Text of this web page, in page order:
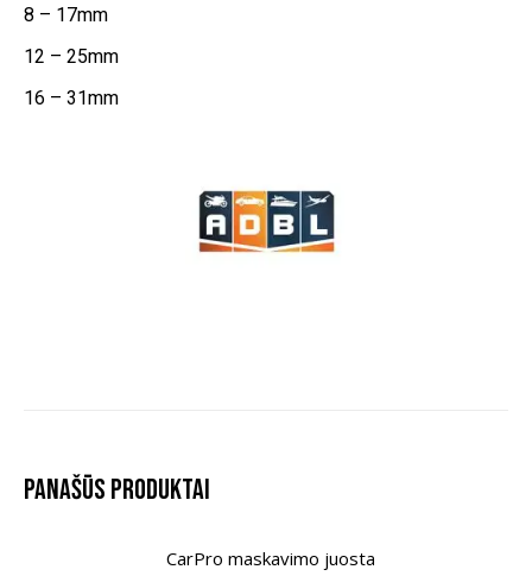
8 – 17mm
12 – 25mm
16 – 31mm
Panašūs produktai
CarPro maskavimo juosta